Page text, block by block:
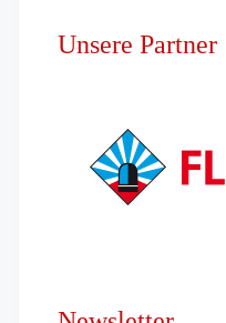
Unsere Partner